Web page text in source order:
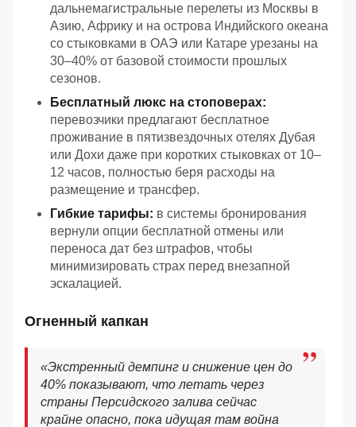
дальнемагистральные перелеты из Москвы в
Азию, Африку и на острова Индийского океана
со стыковками в ОАЭ или Катаре урезаны на
30–40% от базовой стоимости прошлых
сезонов.
Бесплатный люкс на стоповерах:
перевозчики предлагают бесплатное
проживание в пятизвездочных отелях Дубая
или Дохи даже при коротких стыковках от 10–
12 часов, полностью беря расходы на
размещение и трансфер.
Гибкие тарифы: в системы бронирования
вернули опции бесплатной отмены или
переноса дат без штрафов, чтобы
минимизировать страх перед внезапной
эскалацией.
Огненный капкан
«Экстренный демпинг и снижение цен до
40% показывают, что летать через
страны Персидского залива сейчас
крайне опасно, пока идущая там война